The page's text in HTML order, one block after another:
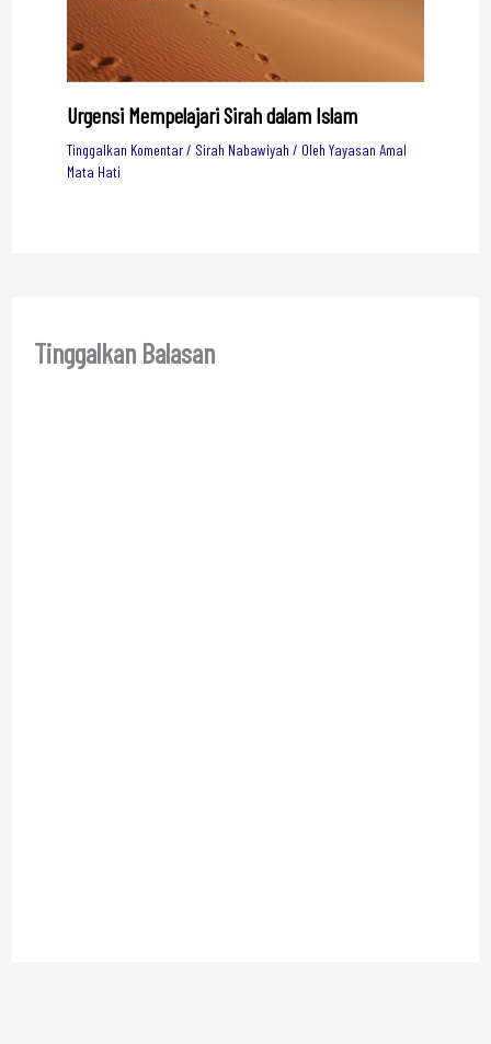
Urgensi Mempelajari Sirah dalam Islam
Tinggalkan Komentar/ Sirah Nabawiyah / Oleh Yayasan Amal
Mata Hati
Tinggalkan Balasan